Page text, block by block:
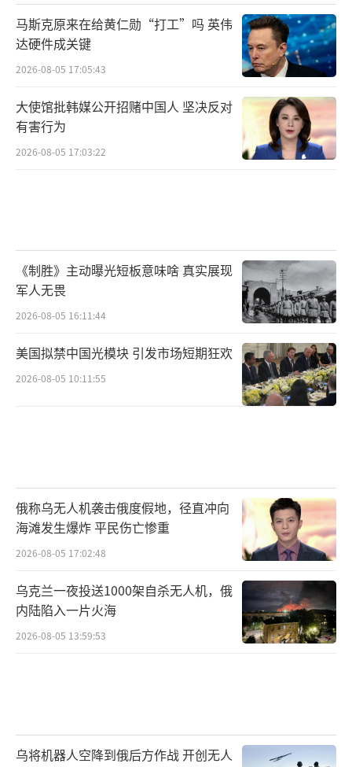
马斯克原来在给黄仁勋“打工”吗 英伟
达硬件成关键
2026-08-05 17:05:43
大使馆批韩媒公开招赌中国人 坚决反对
有害行为
2026-08-05 17:03:22
《制胜》主动曝光短板意味啥 真实展现
军人无畏
2026-08-05 16:11:44
美国拟禁中国光模块 引发市场短期狂欢
2026-08-05 10:11:55
俄称乌无人机袭击俄度假地，径直冲向
海滩发生爆炸 平民伤亡惨重
2026-08-05 17:02:48
乌克兰一夜投送1000架自杀无人机，俄
内陆陷入一片火海
2026-08-05 13:59:53
乌将机器人空降到俄后方作战 开创无人